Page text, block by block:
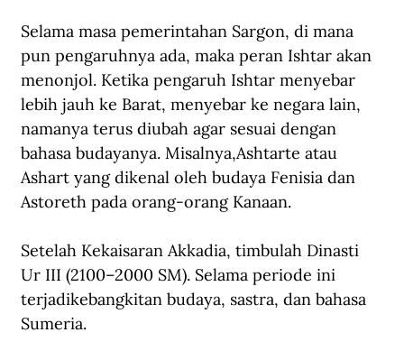
Selama masa pemerintahan Sargon, di mana
pun pengaruhnya ada, maka peran Ishtar akan
menonjol. Ketika pengaruh Ishtar menyebar
lebih jauh ke Barat, menyebar ke negara lain,
namanya terus diubah agar sesuai dengan
bahasa budayanya. Misalnya,Ashtarte atau
Ashart yang dikenal oleh budaya Fenisia dan
Astoreth pada orang-orang Kanaan.
Setelah Kekaisaran Akkadia, timbulah Dinasti
Ur III (2100–2000 SM). Selama periode ini
terjadikebangkitan budaya, sastra, dan bahasa
Sumeria.